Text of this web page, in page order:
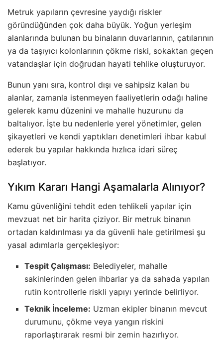
Metruk yapıların çevresine yaydığı riskler
göründüğünden çok daha büyük. Yoğun yerleşim
alanlarında bulunan bu binaların duvarlarının, çatılarının
ya da taşıyıcı kolonlarının çökme riski, sokaktan geçen
vatandaşlar için doğrudan hayati tehlike oluşturuyor.
Bunun yanı sıra, kontrol dışı ve sahipsiz kalan bu
alanlar, zamanla istenmeyen faaliyetlerin odağı haline
gelerek kamu düzenini ve mahalle huzurunu da
baltalıyor. İşte bu nedenlerle yerel yönetimler, gelen
şikayetleri ve kendi yaptıkları denetimleri ihbar kabul
ederek bu yapılar hakkında hızlıca idari süreç
başlatıyor.
Yıkım Kararı Hangi Aşamalarla Alınıyor?
Kamu güvenliğini tehdit eden tehlikeli yapılar için
mevzuat net bir harita çiziyor. Bir metruk binanın
ortadan kaldırılması ya da güvenli hale getirilmesi şu
yasal adımlarla gerçekleşiyor:
Tespit Çalışması: Belediyeler, mahalle
sakinlerinden gelen ihbarlar ya da sahada yapılan
rutin kontrollerle riskli yapıyı yerinde belirliyor.
Teknik İnceleme: Uzman ekipler binanın mevcut
durumunu, çökme veya yangın riskini
raporlaştırarak resmi bir zemin hazırlıyor.